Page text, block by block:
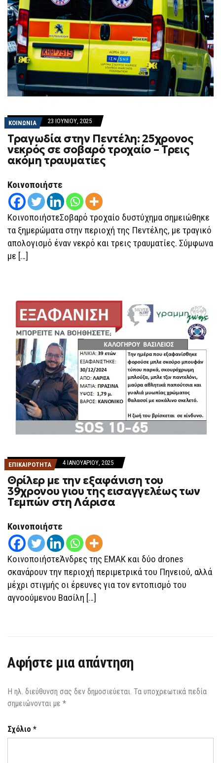
ΚΟΙΝΩΝΙΑ 23 ΙΟΥΝΊΟΥ, 2025
Τραγωδία στην Πεντέλη: 25χρονος
νεκρός σε σοβαρό τροχαίο – Τρεις
ακόμη τραυματίες
Κοινοποιήστε
ΚοινοποιήστεΣοβαρό τροχαίο δυστύχημα σημειώθηκε
τα ξημερώματα στην περιοχή της Πεντέλης, με τραγικό
απολογισμό έναν νεκρό και τρεις τραυματίες. Σύμφωνα
με […]
ΕΠΙΚΑΙΡΟΤΗΤΑ 4 ΙΑΝΟΥΑΡΊΟΥ, 2025
Θρίλερ με την εξαφάνιση του
39χρονου γιου της εισαγγελέως των
Τεμπών στη Λάρισα
Κοινοποιήστε
ΚοινοποιήστεΆνδρες της ΕΜΑΚ και δύο drones
σκανάρουν την περιοχή περιμετρικά του Πηνειού, αλλά
μέχρι στιγμής οι έρευνες για τον εντοπισμό του
αγνοούμενου Βασίλη […]
Αφήστε μια απάντηση
Η ηλ. διεύθυνση σας δεν δημοσιεύεται. Τα υποχρεωτικά πεδία
σημειώνονται με *
Σχόλιο *